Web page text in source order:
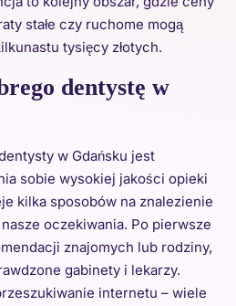
stałe czy ruchome mogą
tysięcy złotych.
dentystę w
w Gdańsku jest
sobie wysokiej jakości opieki
kilka sposobów na znalezienie
oczekiwania. Po pierwsze
znajomych lub rodziny,
gabinety i lekarzy.
internetu – wiele